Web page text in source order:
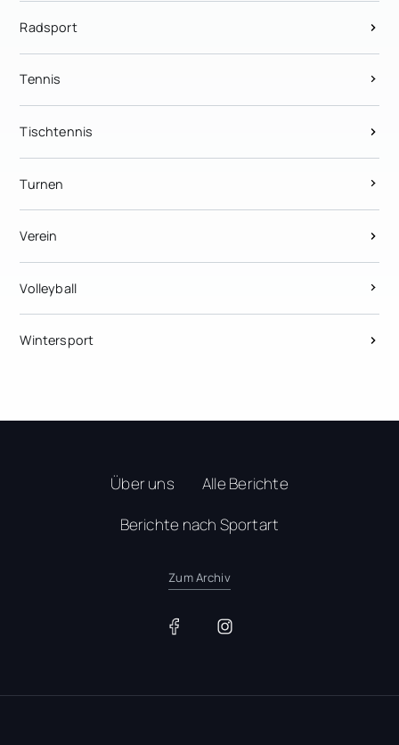
Radsport
Tennis
Tischtennis
Turnen
Verein
Volleyball
Wintersport
Über uns
Alle Berichte
Berichte nach Sportart
Zum Archiv